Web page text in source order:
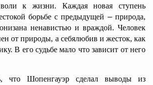
воли к жизни. Каждая новая ступень
борьбе с предыдущей –природа,
ненавистью и враждой. Человек
от природы, а себялюбив и жесток, как
В его судьбе мало что зависит от него
что Шопенгауэр сделал выводы из